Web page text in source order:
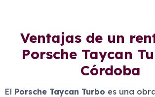
Ventajas de un
Porsche Taycan
Córdoba
El Porsche Taycan Turbo es una